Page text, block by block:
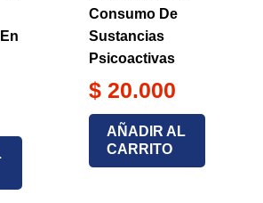
Consumo De
Sustancias
Psicoactivas
$20.000
AÑADIR AL
CARRITO